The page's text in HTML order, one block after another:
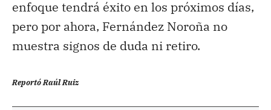
enfoque tendrá éxito en los próximos días,
pero por ahora, Fernández Noroña no
muestra signos de duda ni retiro.
Reportó Raúl Ruiz